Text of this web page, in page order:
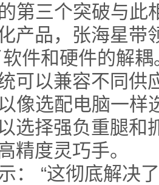
第三个突破与此
产品，张海星带
软件和硬件的解
可以兼容不同供
像选配电脑一样
选择强负重腿和
精度灵巧手。
： “这彻底解决